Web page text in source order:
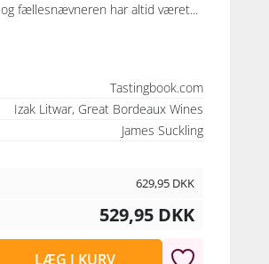
og fællesnævneren har altid været...
Tastingbook.com
Izak Litwar, Great Bordeaux Wines
James Suckling
629,95 DKK
529,95 DKK
LÆG I KURV